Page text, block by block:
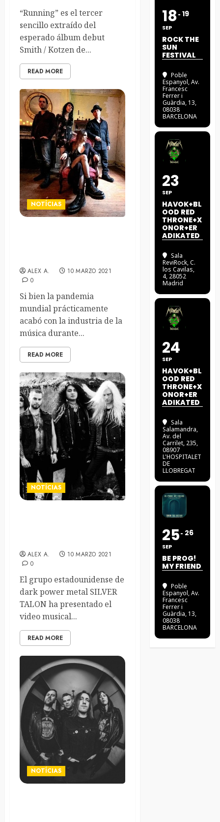
“Running” es el tercer
sencillo extraído del
esperado álbum debut
Smith / Kotzen de...
READ MORE
NOTÍCIAS
ALEX A.
10 MARZO 2021
0
Si bien la pandemia
mundial prácticamente
acabó con la industria de la
música durante...
READ MORE
NOTÍCIAS
ALEX A.
10 MARZO 2021
0
El grupo estadounidense de
dark power metal SILVER
TALON ha presentado el
video musical...
READ MORE
NOTÍCIAS
18
SEP
19
ROCK THE
SUN
FESTIVAL
Poble
Espanyol, Av.
Francesc
Ferrer i
Guàrdia, 13,
08038
BARCELONA
23
SEP
HAVOK+BL
OOD RED
THRONE+X
ONOR+ER
ADIKATED
Sala
ReviRock, C.
los Cavilas,
4, 28052
Madrid
24
SEP
HAVOK+BL
OOD RED
THRONE+X
ONOR+ER
ADIKATED
Sala
Salamandra,
Av. del
Carrilet, 235,
08907
L'HOSPITALET
DE
LLOBREGAT
25
SEP
26
BE PROG!
MY FRIEND
Poble
Espanyol, Av.
Francesc
Ferrer i
Guàrdia, 13,
08038
BARCELONA